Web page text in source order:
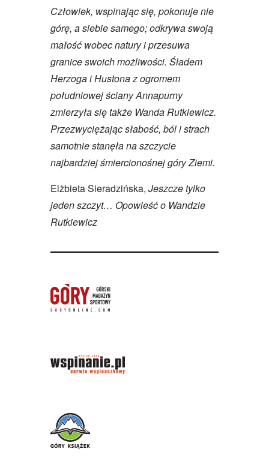
Człowiek, wspinając się, pokonuje nie
górę, a siebie samego; odkrywa swoją
małość wobec natury i przesuwa
granice swoich możliwości. Śladem
Herzoga i Hustona z ogromem
południowej ściany Annapurny
zmierzyła się także Wanda Rutkiewicz.
Przezwyciężając słabość, ból i strach
samotnie stanęła na szczycie
najbardziej śmiercionośnej góry Ziemi.
Elżbieta Sieradzińska, Jeszcze tylko
jeden szczyt… Opowieść o Wandzie
Rutkiewicz